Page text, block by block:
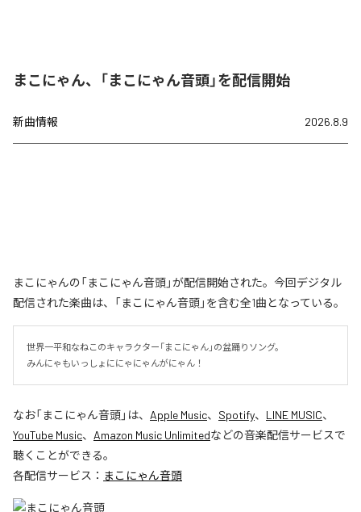
まこにゃん、「まこにゃん音頭」を配信開始
新曲情報 2026.8.9
まこにゃんの「まこにゃん音頭」が配信開始された。今回デジタル
配信された楽曲は、「まこにゃん音頭」を含む全1曲となっている。
世界一平和なねこのキャラクター「まこにゃん」の盆踊りソング。
みんにゃもいっしょににゃにゃんがにゃん！
なお「まこにゃん音頭」は、 Apple Music、 Spotify、 LINE MUSIC、
YouTube Music、 Amazon Music Unlimitedなどの音楽配信サービスで
聴くことができる。
各配信サービス： まこにゃん音頭